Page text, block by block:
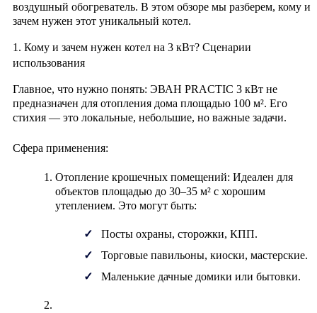
воздушный обогреватель. В этом обзоре мы разберем, кому и
зачем нужен этот уникальный котел.
1. Кому и зачем нужен котел на 3 кВт? Сценарии
использования
Главное, что нужно понять: ЭВАН PRACTIC 3 кВт не
предназначен для отопления дома площадью 100 м². Его
стихия — это локальные, небольшие, но важные задачи.
Сфера применения:
Отопление крошечных помещений: Идеален для
объектов площадью до 30–35 м² с хорошим
утеплением. Это могут быть:
Посты охраны, сторожки, КПП.
Торговые павильоны, киоски, мастерские.
Маленькие дачные домики или бытовки.